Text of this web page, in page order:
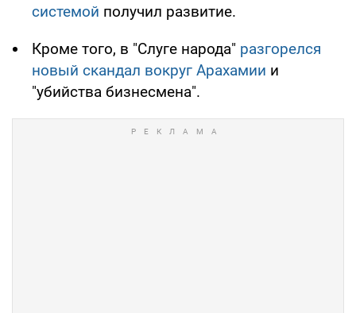
системой получил развитие.
Кроме того, в "Слуге народа" разгорелся
новый скандал вокруг Арахамии и
"убийства бизнесмена".